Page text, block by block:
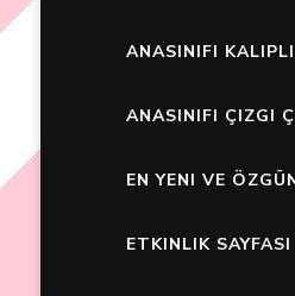
ANASINIFI
ANASINIFI ÇIZGI
EN YENI VE
ETKINLIK SAYFASI